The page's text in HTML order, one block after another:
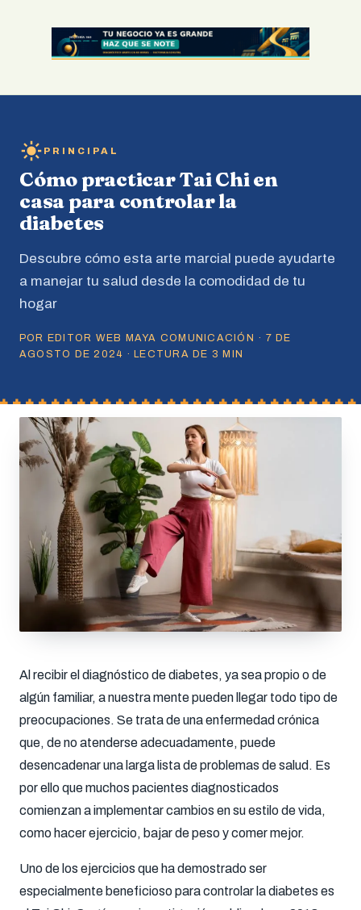
PRINCIPAL
Cómo practicar Tai Chi en
casa para controlar la
diabetes
Descubre cómo esta arte marcial puede ayudarte
a manejar tu salud desde la comodidad de tu
hogar
POR EDITOR WEB MAYA COMUNICACIÓN · 7 DE
AGOSTO DE 2024 · LECTURA DE 3 MIN
Al recibir el diagnóstico de diabetes, ya sea propio o de
algún familiar, a nuestra mente pueden llegar todo tipo de
preocupaciones. Se trata de una enfermedad crónica
que, de no atenderse adecuadamente, puede
desencadenar una larga lista de problemas de salud. Es
por ello que muchos pacientes diagnosticados
comienzan a implementar cambios en su estilo de vida,
como hacer ejercicio, bajar de peso y comer mejor.
Uno de los ejercicios que ha demostrado ser
especialmente beneficioso para controlar la diabetes es